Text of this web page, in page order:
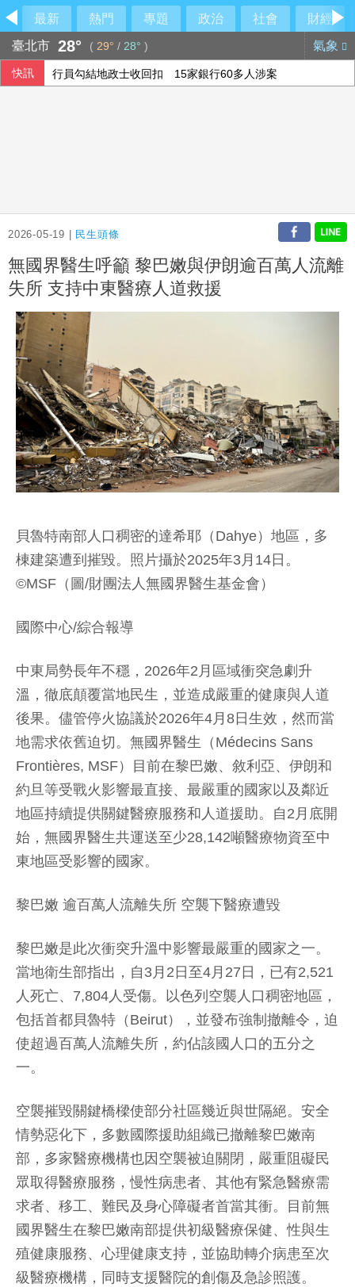
最新 熱門 專題 政治 社會
財經
臺北市 28° ( 29° / 28° ) 氣象
快訊 行員勾結地政士收回扣 15家銀行60多人涉案
2026-05-19 | 民生頭條
無國界醫生呼籲 黎巴嫩與伊朗逾百萬人流離
失所 支持中東醫療人道救援
貝魯特南部人口稠密的達希耶（Dahye）地區，多
棟建築遭到摧毀。照片攝於2025年3月14日。
©MSF（圖/財團法人無國界醫生基金會）
國際中心/綜合報導
中東局勢長年不穩，2026年2月區域衝突急劇升
溫，徹底顛覆當地民生，並造成嚴重的健康與人道
後果。儘管停火協議於2026年4月8日生效，然而當
地需求依舊迫切。無國界醫生（Médecins Sans
Frontières, MSF）目前在黎巴嫩、敘利亞、伊朗和
約旦等受戰火影響最直接、最嚴重的國家以及鄰近
地區持續提供關鍵醫療服務和人道援助。自2月底開
始，無國界醫生共運送至少28,142噸醫療物資至中
東地區受影響的國家。
黎巴嫩 逾百萬人流離失所 空襲下醫療遭毀
黎巴嫩是此次衝突升溫中影響最嚴重的國家之一。
當地衛生部指出，自3月2日至4月27日，已有2,521
人死亡、7,804人受傷。以色列空襲人口稠密地區，
包括首都貝魯特（Beirut），並發布強制撤離令，迫
使超過百萬人流離失所，約佔該國人口的五分之
一。
空襲摧毀關鍵橋樑使部分社區幾近與世隔絕。安全
情勢惡化下，多數國際援助組織已撤離黎巴嫩南
部，多家醫療機構也因空襲被迫關閉，嚴重阻礙民
眾取得醫療服務，慢性病患者、其他有緊急醫療需
求者、移工、難民及身心障礙者首當其衝。目前無
國界醫生在黎巴嫩南部提供初級醫療保健、性與生
殖健康服務、心理健康支持，並協助轉介病患至次
級醫療機構，同時支援醫院的創傷及急診照護。